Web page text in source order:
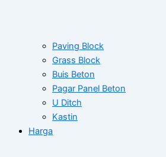
Paving Block
Grass Block
Buis Beton
Pagar Panel Beton
U Ditch
Kastin
Harga